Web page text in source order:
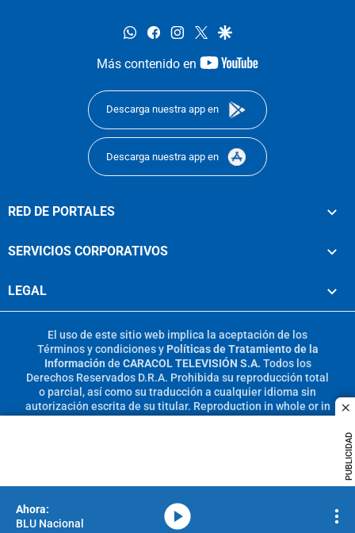
PUBLICIDAD
whatsappfacebookinstagram
twittergoogle
Más contenido en
youtube-
Descarga nuestra app en
Descarga nuestra app en
RED DE PORTALES
SERVICIOS CORPORATIVOS
LEGAL
El uso de este sitio web implica la aceptación de los
Términos y condicionesy Políticas de Tratamiento de la
Información de CARACOL TELEVISIÓN S.A. Todos los
Derechos Reservados D.R.A. Prohibida su reproducción total
o parcial, así como su traducción a cualquier idioma sin
autorización escrita de su titular. Reproduction in whole or in
BLU Nacional